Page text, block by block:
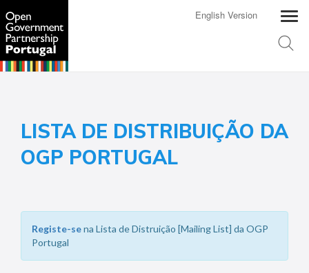
English Version
LISTA DE DISTRIBUIÇÃO DA
OGP PORTUGAL
Registe-sena Lista de Distruição [Mailing List] da OGP
Portugal